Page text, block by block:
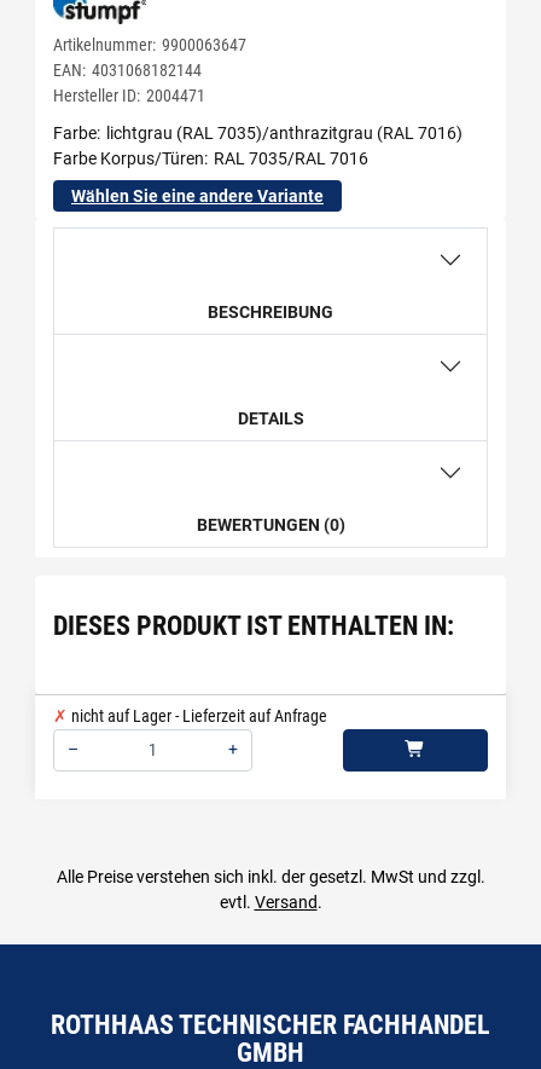
Artikelnummer: 9900063647
EAN: 4031068182144
Hersteller ID: 2004471
Farbe
lichtgrau (RAL 7035)/anthrazitgrau (RAL 7016)
Farbe Korpus/Türen
RAL 7035/RAL 7016
Wählen Sie eine andere Variante
BESCHREIBUNG
DETAILS
BEWERTUNGEN (0)
DIESES PRODUKT IST ENTHALTEN IN:
nicht auf Lager - Lieferzeit auf Anfrage
–
+
Alle Preise verstehen sich inkl. der gesetzl. MwSt und zzgl.
evtl. Versand.
ROTHHAAS TECHNISCHER FACHHANDEL
GMBH